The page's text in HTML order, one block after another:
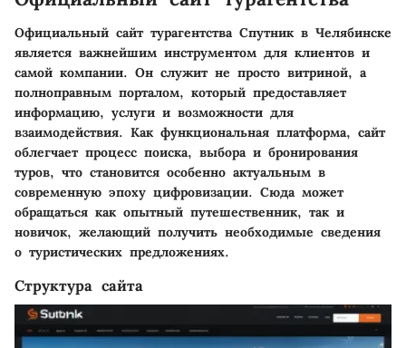
Официальный сайт турагентства Спутник в Челябинске
является важнейшим инструментом для клиентов и
самой компании. Он служит не просто витриной, а
полноправным порталом, который предоставляет
информацию, услуги и возможности для
взаимодействия. Как функциональная платформа, сайт
облегчает процесс поиска, выбора и бронирования
туров, что становится особенно актуальным в
современную эпоху цифровизации. Сюда может
обращаться как опытный путешественник, так и
новичок, желающий получить необходимые сведения
о туристических предложениях.
Структура сайта